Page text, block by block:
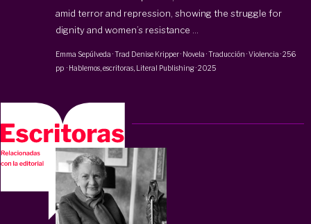
amid terror and repression, showing the struggle for
dignity and women’s resistance ...
Emma Sepúlveda · Trad Denise Kripper· Novela · Traducción · Violencia ·256
pp · Hablemos, escritoras Literal Publishing·2025